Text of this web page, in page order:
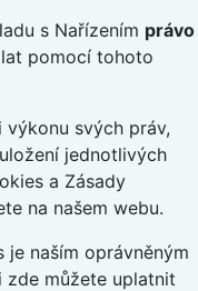
s Nařízením právo
pomocí tohoto
svých práv,
jednotlivých
a Zásady
na našem webu.
naším oprávněným
zde můžete uplatnit